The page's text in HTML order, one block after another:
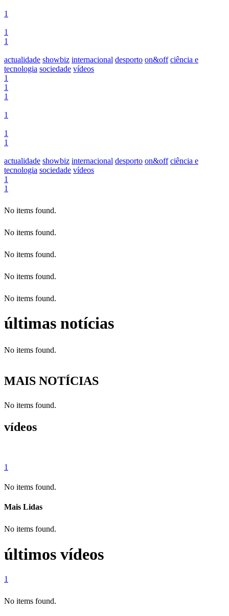
1
1
1
actualidade showbiz internacional desporto on&off ciência e
tecnologia sociedade vídeos
1
1
1
1
1
1
actualidade showbiz internacional desporto on&off ciência e
tecnologia sociedade vídeos
1
1
No items found.
No items found.
No items found.
No items found.
No items found.
últimas notícias
No items found.
MAIS NOTÍCIAS
No items found.
vídeos
1
No items found.
Mais Lidas
No items found.
últimos vídeos
1
No items found.